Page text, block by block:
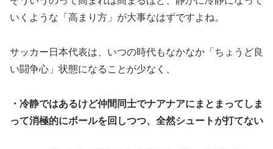
いくような「高まり方」が大事なはずですよね。
サッカー日本代表は、いつの時代もなかなか「ちょうど良
い闘争心」状態になることが少なく、
・冷静ではあるけど仲間同士でナアナアにまとまってしま
って消極的にボールを回しつつ、全然シュートが打てない